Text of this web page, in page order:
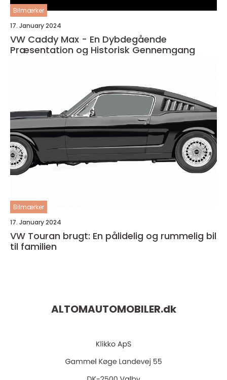
Bilmærker
17. January 2024
VW Caddy Max - En Dybdegående
Præsentation og Historisk Gennemgang
Bilmærker
17. January 2024
VW Touran brugt: En pålidelig og rummelig bil
til familien
ALTOMAUTOMOBILER.dk